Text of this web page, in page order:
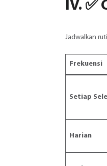
IV.
Jadwalkan
Frekuensi
Setiap
Harian